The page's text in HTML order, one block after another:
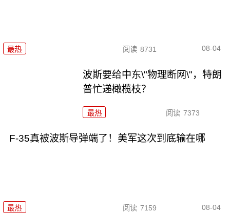
最热 阅读 8731 08-04
波斯要给中东\"物理断网\"，特朗
普忙递橄榄枝？
最热 阅读 7373
F-35真被波斯导弹端了！美军这次到底输在哪
最热 阅读 7159 08-04